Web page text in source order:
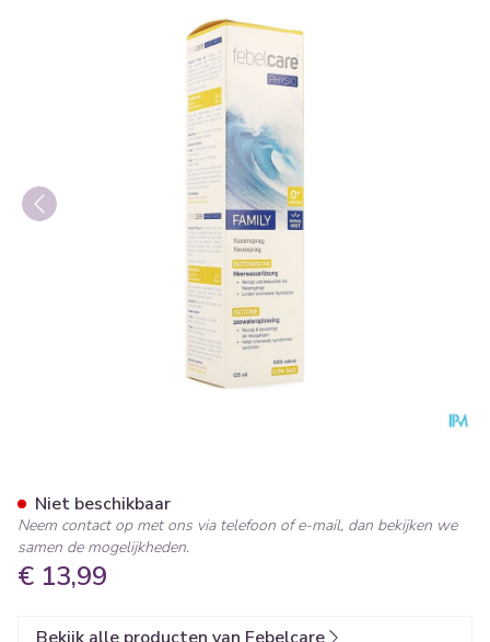
€ 13,99
Niet beschikbaar
Neem contact op met ons via telefoon of e-mail, dan bekijken we
samen de mogelijkheden.